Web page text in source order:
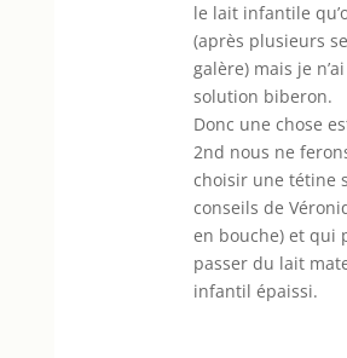
le lait infantile
(après plusieurs
galère) mais je
solution biberon.
Donc une chose
2nd nous ne
choisir une tétine
conseils de
en bouche) et qui
passer du lait
infantil épaissi.